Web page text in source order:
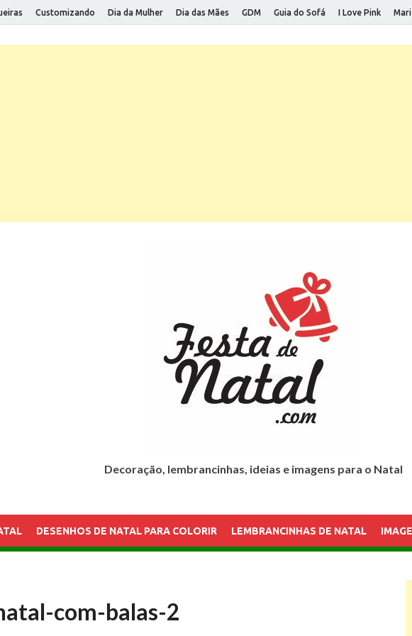
Customizando Dia da Mulher Dia das Mães GDM Guia do Sofá I Love Pink
Decoração, lembrancinhas, ideias e imagens para o Natal
DESENHOS DE NATAL PARA COLORIR LEMBRANCINHAS DE NATAL
com-balas-2